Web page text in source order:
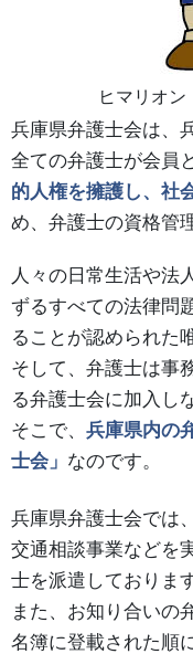
ヒマリオン
兵庫県弁護士会は、
全ての弁護士が会員
的人権を擁護し、社
め、弁護士の資格管
人々の日常生活や法
ずるすべての法律問
ることが認められた
そして、弁護士は事
る弁護士会に加入し
そこで、 兵庫県内の
士会」 なのです。
兵庫県弁護士会では
交通相談事業などを
士を派遣しております
また、お知り合いの
名簿に登載された順